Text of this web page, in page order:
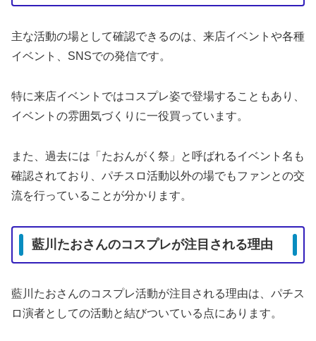
主な活動の場として確認できるのは、来店イベントや各種
イベント、SNSでの発信です。
特に来店イベントではコスプレ姿で登場することもあり、
イベントの雰囲気づくりに一役買っています。
また、過去には「たおんがく祭」と呼ばれるイベント名も
確認されており、パチスロ活動以外の場でもファンとの交
流を行っていることが分かります。
藍川たおさんのコスプレが注目される理由
藍川たおさんのコスプレ活動が注目される理由は、パチス
ロ演者としての活動と結びついている点にあります。